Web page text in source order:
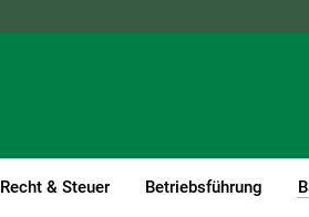
Recht & Steuer Betriebsführung